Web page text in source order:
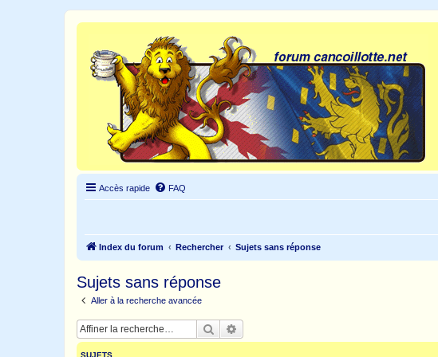
Accès rapide FAQ
Index du forum Rechercher Sujets sans réponse
Sujets sans réponse
Aller à la recherche avancée
Rechercher
SUJETS